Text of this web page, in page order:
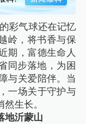
彩气球还在记忆
岭，将书香与保
期，富德生命人
同步落地，为困
与关爱陪伴。当
一场关于守护与
生长。
地沂蒙山